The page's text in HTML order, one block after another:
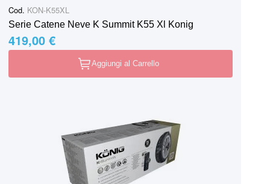
Cod. KON-K55XL
Serie Catene Neve K Summit K55 Xl Konig
419,00 €
Aggiungi al Carrello